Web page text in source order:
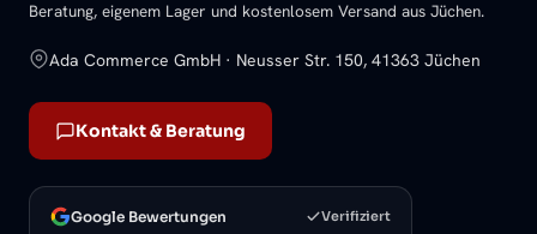
Beratung, eigenem Lager und kostenlosem Versand aus Jüchen.
Ada Commerce GmbH · Neusser Str. 150, 41363 Jüchen
Kontakt & Beratung
Google Bewertungen Verifiziert